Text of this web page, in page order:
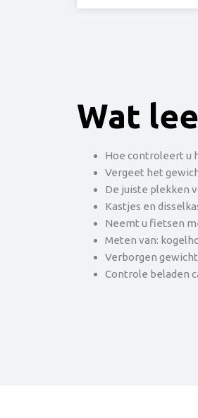
Wat
Hoe controleert u
Vergeet het
De juiste plekken
Kastjes en
Neemt u fietsen
Meten van:
Verborgen gewicht
Controle beladen